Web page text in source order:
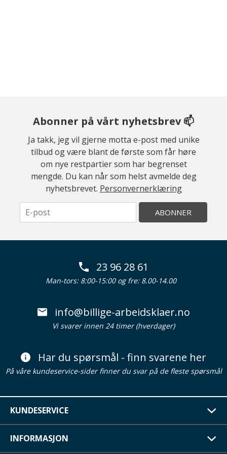
Abonner på vårt nyhetsbrev 📫
Ja takk, jeg vil gjerne motta e-post med unike
tilbud og være blant de første som får høre
om nye restpartier som har begrenset
mengde. Du kan når som helst avmelde deg
nyhetsbrevet. Personvernerklæring
ABONNER
23 96 28 61
Man-tors: 8:00-15:00 og fre: 8.00-14.00
info@billige-arbeidsklaer.no
Vi svarer innen 24 timer (hverdager)
Har du spørsmål - finn svarene her
På våre kundeservice-sider finner du svar på de fleste spørsmål
KUNDESERVICE
INFORMASJON